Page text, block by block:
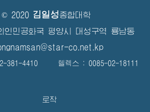
© 2020 김일성종합대학
인민공화국 평양시 대성구역 룡남동
co.net.kp
381-4410 텔렉스 : 0085-02-18111
로작